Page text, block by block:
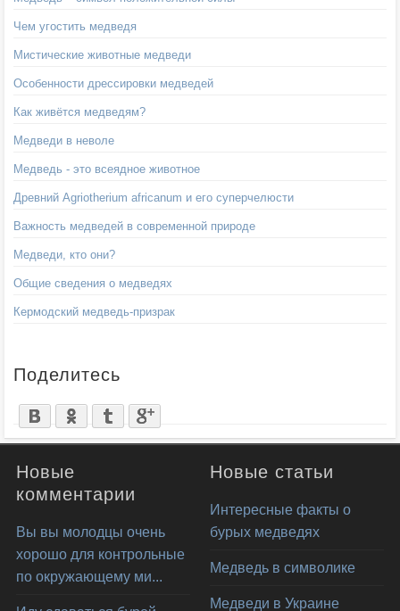
Чем угостить медведя
Мистические животные медведи
Особенности дрессировки медведей
Как живётся медведям?
Медведи в неволе
Медведь - это всеядное животное
Древний Agriotherium africanum и его суперчелюсти
Важность медведей в современной природе
Медведи, кто они?
Общие сведения о медведях
Кермодский медведь-призрак
Поделитесь
Новые
комментарии
Вы вы молодцы очень
хорошо для контрольные
по окружающему ми...
Новые статьи
Интересные факты о
бурых медведях
Медведь в символике
Медведи в Украине